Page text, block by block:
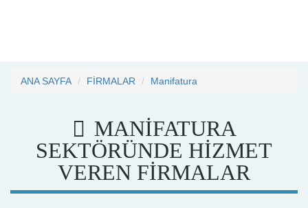
ANA SAYFA FİRMALAR Manifatura
MANIFATURA
SEKTÖRÜNDE HİZMET
VEREN FİRMALAR